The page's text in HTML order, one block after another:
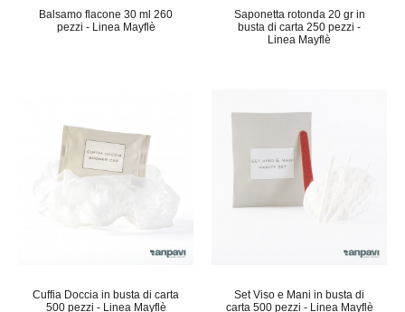
Balsamo flacone 30 ml 260
pezzi - Linea Mayflè
Saponetta rotonda 20 gr in
busta di carta 250 pezzi -
Linea Mayflè
Cuffia Doccia in busta di carta
500 pezzi - Linea Mayflè
Set Viso e Mani in busta di
carta 500 pezzi - Linea Mayflè